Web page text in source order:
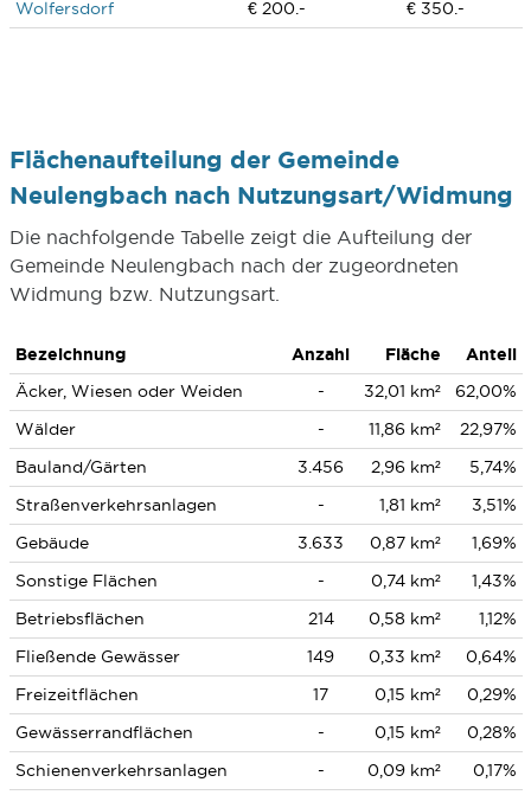
Wolfersdorf € 200.- € 350.-
Flächenaufteilung der Gemeinde
Neulengbach nach Nutzungsart/Widmung
Die nachfolgende Tabelle zeigt die Aufteilung der
Gemeinde Neulengbach nach der zugeordneten
Widmung bzw. Nutzungsart.
Bezeichnung Anzahl Fläche
Anteil
Äcker, Wiesen oder Weiden
- 32,01 km²
62,00%
Wälder
- 11,86 km²
22,97%
Bauland/Gärten
3.456 2,96 km²
5,74%
Straßenverkehrsanlagen
- 1,81 km²
3,51%
Gebäude
3.633 0,87 km²
1,69%
Sonstige Flächen
- 0,74 km²
1,43%
Betriebsflächen
214 0,58 km²
1,12%
Fließende Gewässer
149 0,33 km²
0,64%
Freizeitflächen
17 0,15 km²
0,29%
Gewässerrandflächen
- 0,15 km²
0,28%
Schienenverkehrsanlagen
- 0,09 km²
0,17%